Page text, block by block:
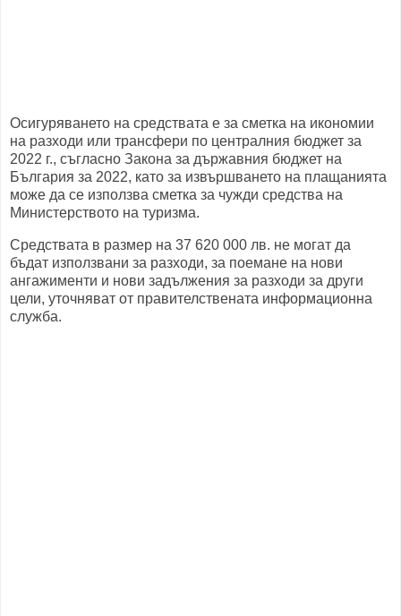
Осигуряването на средствата е за сметка на икономии
на разходи или трансфери по централния бюджет за
2022 г., съгласно Закона за държавния бюджет на
България за 2022, като за извършването на плащанията
може да се използва сметка за чужди средства на
Министерството на туризма.
Средствата в размер на 37 620 000 лв. не могат да
бъдат използвани за разходи, за поемане на нови
ангажименти и нови задължения за разходи за други
цели, уточняват от правителствената информационна
служба.